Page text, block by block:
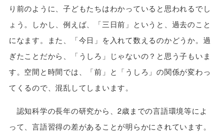
り前のように、子どもたちはわかっていると思われるでし
ょう。しかし、例えば、「三日前」というと、過去のこと
になます。また、「今日」を入れて数えるのかどうか。過
ぎたことだから、「うしろ」じゃないの？と思う子もいま
す。空間と時間では、「前」と「うしろ」の関係が変わっ
てくるので、混乱してしまいます。
認知科学の長年の研究から、2歳までの言語環境等によ
って、言語習得の差があることが明らかにされています。